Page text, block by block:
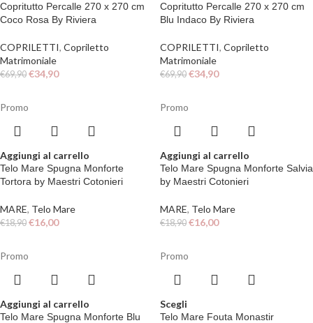
Copritutto Percalle 270 x 270 cm
Coco Rosa By Riviera
COPRILETTI, Copriletto
Matrimoniale
€69,90 €34,90
Copritutto Percalle 270 x 270 cm
Blu Indaco By Riviera
COPRILETTI, Copriletto
Matrimoniale
€69,90 €34,90
Promo
Aggiungi al carrello
Telo Mare Spugna Monforte
Tortora by Maestri Cotonieri
MARE, Telo Mare
€18,90 €16,00
Promo
Aggiungi al carrello
Telo Mare Spugna Monforte Salvia
by Maestri Cotonieri
MARE, Telo Mare
€18,90 €16,00
Promo
Aggiungi al carrello
Telo Mare Spugna Monforte Blu
Promo
Scegli
Telo Mare Fouta Monastir